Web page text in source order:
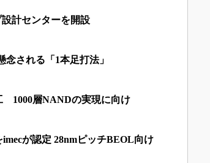
計センターを開設
される「1本足打法」
1000層NANDの実現に向け
が認定 28nmピッチBEOL向け